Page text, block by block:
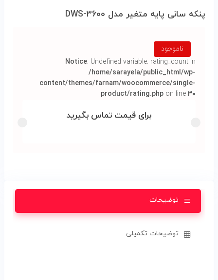
پنکه سانی پایه متغیر مدل DWS-3600
ناموجود
Notice: Undefined variable: rating_count in
/home/sarayela/public_html/wp-
content/themes/farnam/woocommerce/single-
product/rating.php on line۳۰
برای قیمت تماس بگیرید
توضیحات
توضیحات تکمیلی